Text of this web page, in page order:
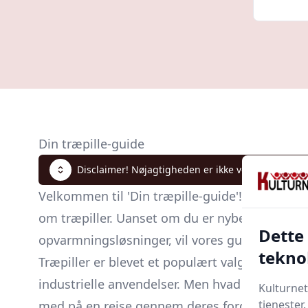
Din træpille-guide
Disclaimer! Nøjagtigheden er ikke verificeret.
Velkommen til 'Din træpille-guide'! Denne
om træpiller. Uanset om du er nybegynder,
opvarmningsløsninger, vil vores guide føre
Træpiller er blevet et populært valg inden for
industrielle anvendelser. Men hvad er det